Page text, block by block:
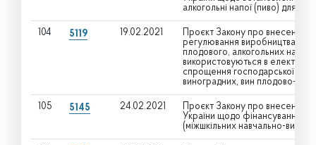
алкогольні напої (пиво) для
104 5119 19.02.2021
Проєкт Закону про внесення
регулювання виробництва і
плодового, алкогольних
використовуються в
спрощення господарської
виноградних, вин плодово-
105 5145 24.02.2021
Проєкт Закону про внесення
України щодо фінансування
(міжшкільних навчально-